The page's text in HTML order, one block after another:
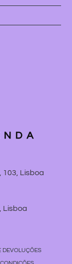
103, Lisboa
Lisboa
DEVOLUÇÕES